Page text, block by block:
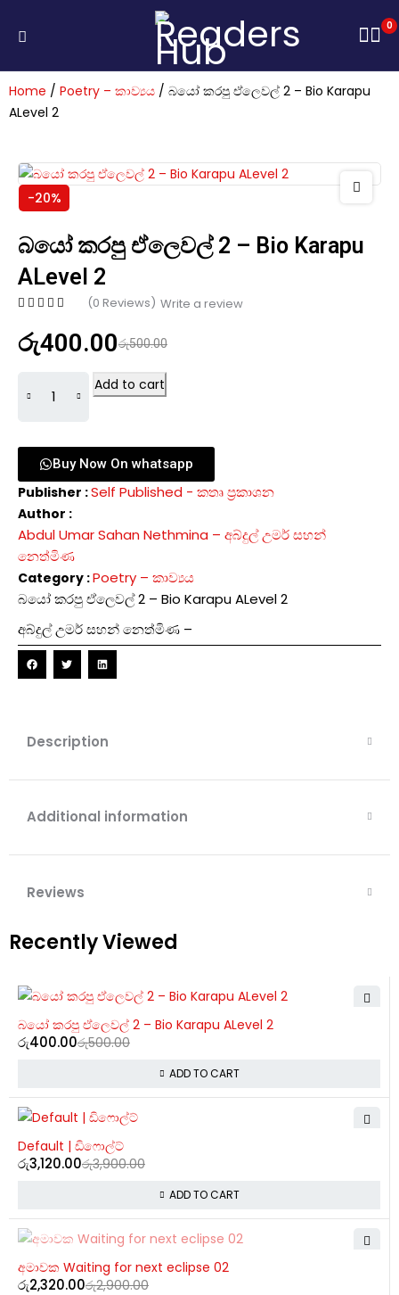
0
Home / Poetry – කාව්‍යය / බයෝ කරපු ඒලෙවල් 2 – Bio Karapu
ALevel 2
-20%
බයෝ කරපු ඒලෙවල් 2 – Bio Karapu
ALevel 2
(0 Reviews) Write a review
රු500.00
රු400.00
Add to cart
Buy Now On whatsapp
Publisher :Self Published - කතෘ ප්‍රකාශන
Author :
Abdul Umar Sahan Nethmina – අබ්දුල් උමර් සහන්
නෙත්මිණ
Category :Poetry – කාව්‍යය
බයෝ කරපු ඒලෙවල් 2 – Bio Karapu ALevel 2
අබ්දුල් උමර් සහන් නෙත්මිණ –
Description
Additional information
Reviews
Recently Viewed
-20%
බයෝ කරපු ඒලෙවල් 2 – Bio Karapu ALevel 2
රු500.00
රු400.00
ADD TO CART
-20%
Default | ඩිෆොල්ට්
රු3,900.00
රු3,120.00
ADD TO CART
SOLD OUT
අමාවක Waiting for next eclipse 02
රු2,900.00
රු2,320.00